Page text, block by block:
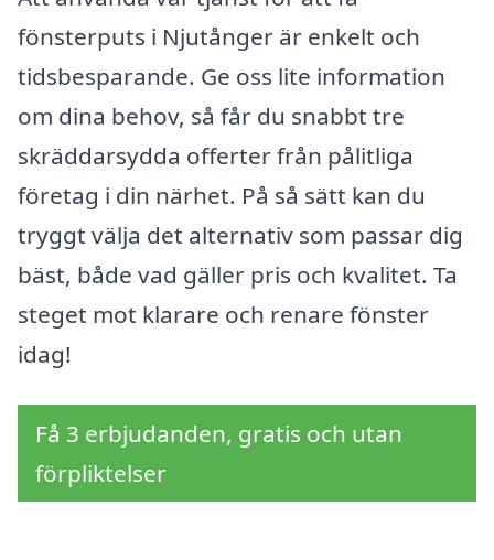
fönsterputs i Njutånger är enkelt och
tidsbesparande. Ge oss lite information
om dina behov, så får du snabbt tre
skräddarsydda offerter från pålitliga
företag i din närhet. På så sätt kan du
tryggt välja det alternativ som passar dig
bäst, både vad gäller pris och kvalitet. Ta
steget mot klarare och renare fönster
idag!
Få 3 erbjudanden, gratis och utan
förpliktelser